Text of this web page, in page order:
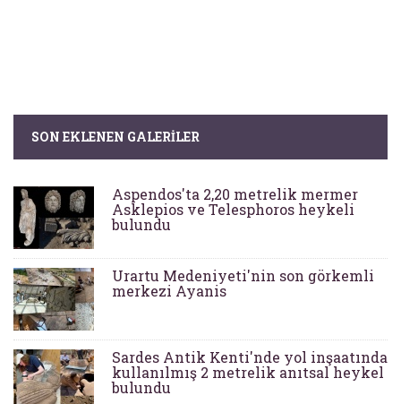
SON EKLENEN GALERILER
Aspendos'ta 2,20 metrelik mermer
Asklepios ve Telesphoros heykeli
bulundu
Urartu Medeniyeti'nin son görkemli
merkezi Ayanis
Sardes Antik Kenti'nde yol inşaatında
kullanılmış 2 metrelik anıtsal heykel
bulundu